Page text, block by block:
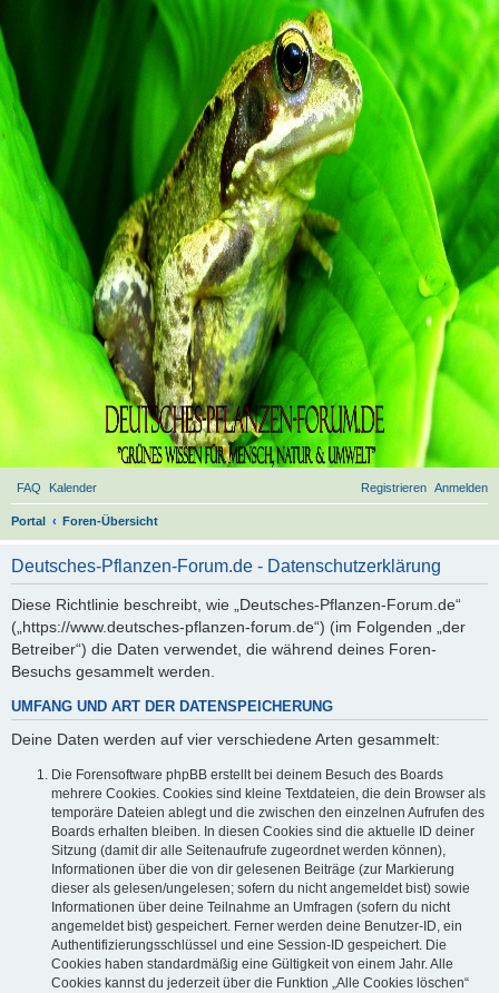
FAQ Kalender Anmelden
Registrieren
Portal Foren-Übersicht
Deutsches-Pflanzen-Forum.de - Datenschutzerklärung
Diese Richtlinie beschreibt, wie „Deutsches-Pflanzen-Forum.de“
(„https://www.deutsches-pflanzen-forum.de“) (im Folgenden „der
Betreiber“) die Daten verwendet, die während deines Foren-
Besuchs gesammelt werden.
UMFANG UND ART DER DATENSPEICHERUNG
Deine Daten werden auf vier verschiedene Arten gesammelt:
Die Forensoftware phpBB erstellt bei deinem Besuch des Boards
mehrere Cookies. Cookies sind kleine Textdateien, die dein Browser als
temporäre Dateien ablegt und die zwischen den einzelnen Aufrufen des
Boards erhalten bleiben. In diesen Cookies sind die aktuelle ID deiner
Sitzung (damit dir alle Seitenaufrufe zugeordnet werden können),
Informationen über die von dir gelesenen Beiträge (zur Markierung
dieser als gelesen/ungelesen; sofern du nicht angemeldet bist) sowie
Informationen über deine Teilnahme an Umfragen (sofern du nicht
angemeldet bist) gespeichert. Ferner werden deine Benutzer-ID, ein
Authentifizierungsschlüssel und eine Session-ID gespeichert. Die
Cookies haben standardmäßig eine Gültigkeit von einem Jahr. Alle
Cookies kannst du jederzeit über die Funktion „Alle Cookies löschen“